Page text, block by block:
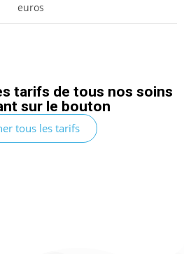
euros
tarifs de tous nos soins
sur le bouton
tous les tarifs